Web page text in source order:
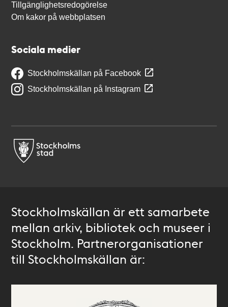
Tillgänglighetsredogörelse
Om kakor på webbplatsen
Sociala medier
Stockholmskällan på Facebook
Stockholmskällan på Instagram
Stockholmskällan är ett samarbete
mellan arkiv, bibliotek och museer i
Stockholm. Partnerorganisationer
till Stockholmskällan är: